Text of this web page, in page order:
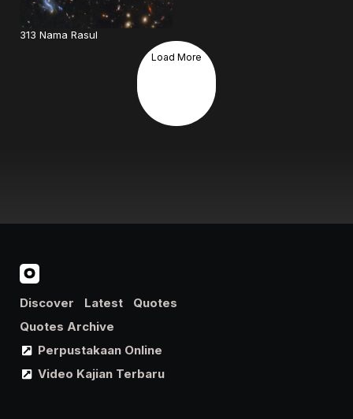
313 Nama Rasul
Load More
Discover Latest
Quotes
Quotes Archive
Perpustakaan Online
Video Kajian Terbaru